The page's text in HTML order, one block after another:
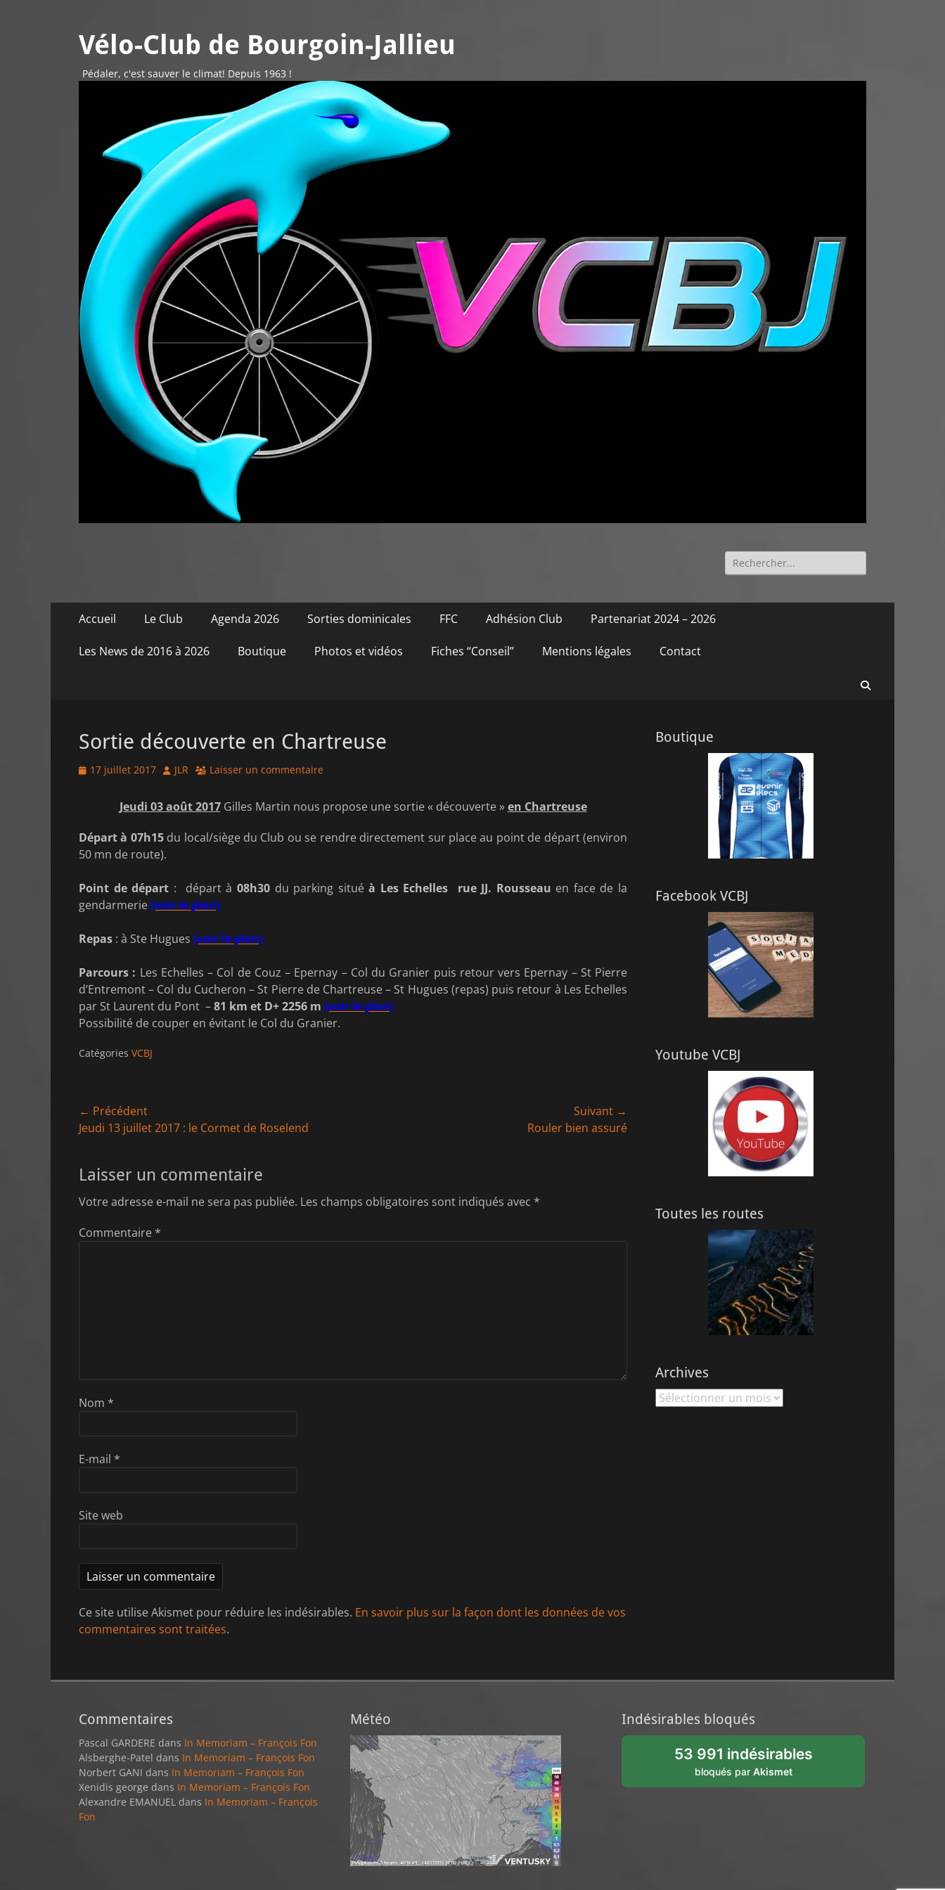
Vélo-Club de Bourgoin-Jallieu
Pédaler, c'est sauver le climat! Depuis 1963 !
Rechercher :
Menu
contenu
Accueil Le Club Agenda 2026 Sorties dominicales FFC Adhésion Club Partenariat 2024 – 2026
Les News de 2016 à 2026 Boutique Photos et vidéos Fiches “Conseil” Mentions légales Contact
Sortie découverte en Chartreuse
Posted
17 juillet 2017 Author
JLR Laisser un commentaire
Jeudi 03 août 2017Gilles Martin nous propose une sortie « découverte »en Chartreuse
Départ à 07h15du local/siège du Club ou se rendre directement sur place au point de départ (environ
50 mn de route).
Point de départ : départ à08h30 du parking situéà Les Echelles rue JJ. Rousseau en face de la
gendarmerie(voir le plan)
Repas : à Ste Hugues (voir le plan)
Parcours : Les Echelles – Col de Couz – Epernay – Col du Granier puis retour vers Epernay – St Pierre
d’Entremont – Col du Cucheron – St Pierre de Chartreuse – St Hugues (repas) puis retour à Les Echelles
par St Laurent du Pont –81 km et D+ 2256 m (voir le plan)
Possibilité de couper en évitant le Col du Granier.
Catégories VCBJ
Navigation
de
l’article
← Précédent
Article
Jeudi 13 juillet 2017 : le Cormet de Roselend
Suivant →
Rouler bien assuré
Laisser un commentaire
Votre adresse e-mail ne sera pas publiée. Les champs obligatoires sont indiqués avec *
Commentaire *
Nom *
E-mail *
Site web
Ce site utilise Akismet pour réduire les indésirables. En savoir plus sur la façon dont les données de vos
commentaires sont traitées.
Boutique
Facebook VCBJ
Youtube VCBJ
Toutes les routes
Archives
Archives
Commentaires
Pascal GARDERE dans In Memoriam – François Fon
Alsberghe-Patel dans In Memoriam – François Fon
Norbert GANI dans In Memoriam – François Fon
Xenidis george dans In Memoriam – François Fon
Alexandre EMANUEL dans In Memoriam – François
Fon
Météo Indésirables bloqués
53 991 indésirables
bloqués par Akismet